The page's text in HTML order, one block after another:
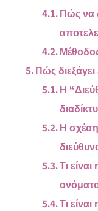
Πώς να
Πώς
Η
Η σχέση
Τι
Τι